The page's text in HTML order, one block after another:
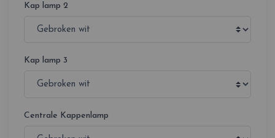
Kap lamp 2
Kap lamp 3
Centrale Kappenlamp